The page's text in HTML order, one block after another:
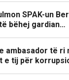
SPAK-un
bëhej gardian…
ambasador të ri
e tij për